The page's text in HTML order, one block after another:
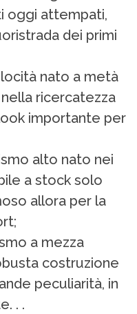
oggi attempati,
dei primi
nato a metà
ricercatezza
importante per
alto nato nei
a stock solo
allora per la
a mezza
costruzione
peculiarità, in
. .